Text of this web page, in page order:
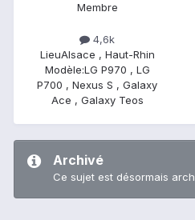
Membre
4,6k
LieuAlsace , Haut-Rhin
Modèle:LG P970 , LG
P700 , Nexus S , Galaxy
Ace , Galaxy Teos
Archivé
Ce sujet est désormais